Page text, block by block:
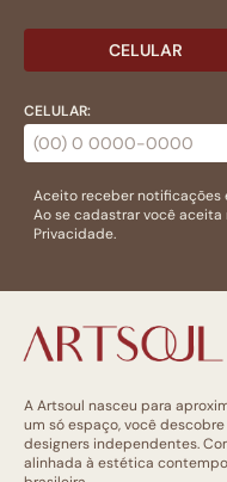
CELULAR
CELULAR:
Aceito receber notificações
Ao se cadastrar você aceita
Privacidade.
A Artsoul nasceu para
um só espaço, você
designers independentes.
alinhada à estética